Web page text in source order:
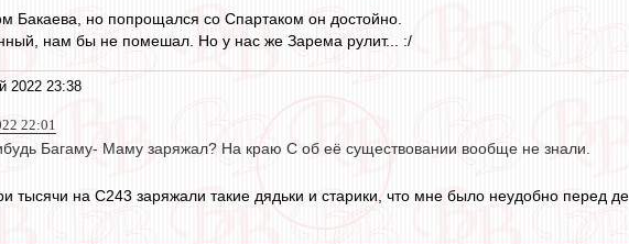
Бакаева, но попрощался со Спартаком он достойно.
нам бы не помешал. Но у нас же Зарема рулит... :/
2022 23:38
22:01
Багаму- Маму заряжал? На краю С об её существовании вообще не знали.
тысячи на С243 заряжали такие дядьки и старики, что мне было неудобно перед